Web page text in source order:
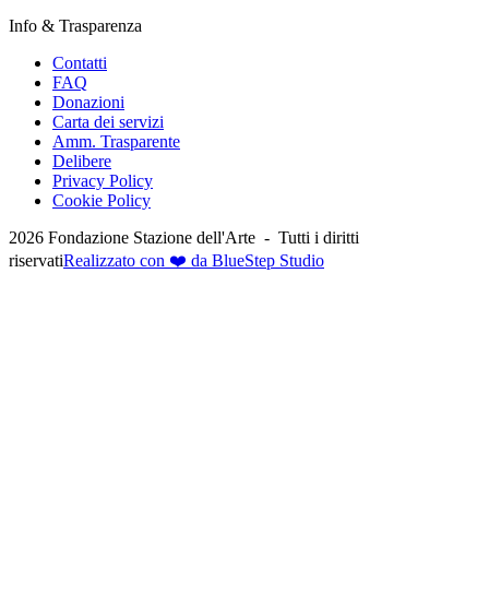
Info & Trasparenza
Contatti
FAQ
Donazioni
Carta dei servizi
Amm. Trasparente
Delibere
Privacy Policy
Cookie Policy
2026 Fondazione Stazione dell'Arte - Tutti i diritti
riservatiRealizzato con ❤️ da BlueStep Studio